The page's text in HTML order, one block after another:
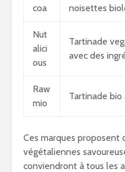
coa
noisettes
Nut
alici
ous
Tartinade
avec des
Raw
mio
Tartinade bio
Ces marques proposent
végétaliennes
conviendront à tous les